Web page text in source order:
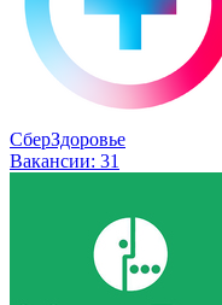
СберЗдоровье
Вакансии: 31